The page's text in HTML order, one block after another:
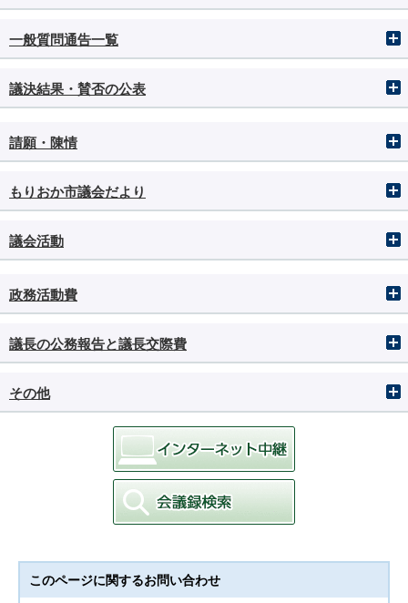
一般質問通告一覧
議決結果・賛否の公表
請願・陳情
もりおか市議会だより
議会活動
政務活動費
議長の公務報告と議長交際費
その他
このページに関するお問い合わせ